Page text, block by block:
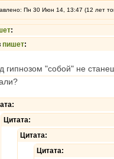
Пн 30 Июн 14, 13:47 (12 лет
:
пишет:
гипнозом "собой" не
Цитата:
Цитата:
Цитата: